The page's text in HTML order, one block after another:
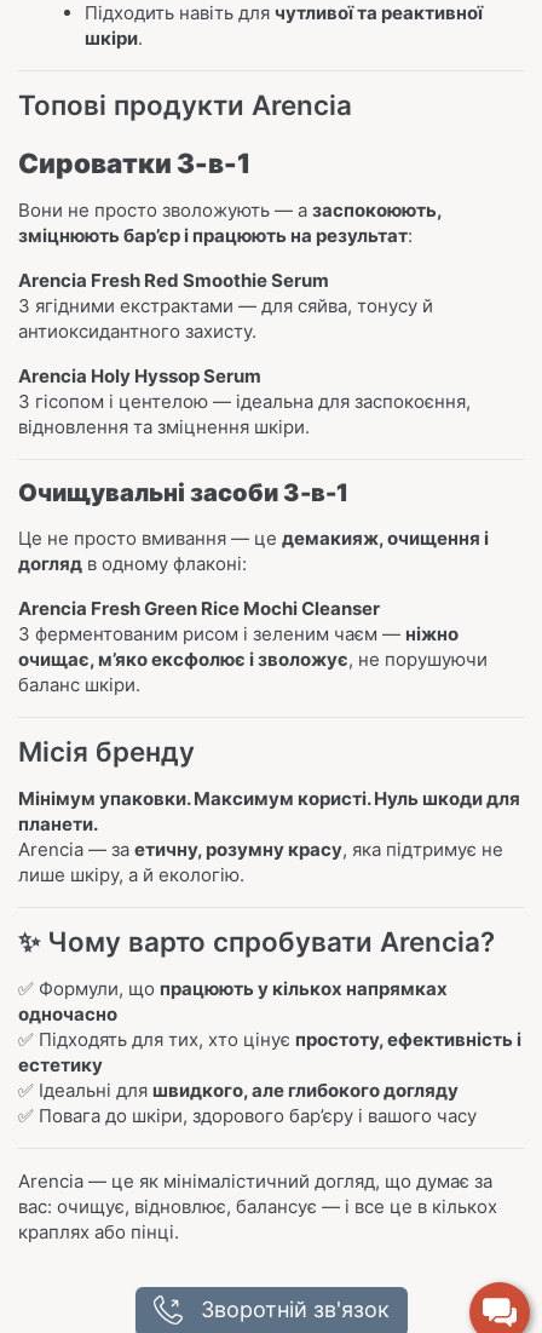
Підходить навіть для чутливої та реактивної
шкіри.
Топові продукти Arencia
Сироватки 3-в-1
Вони не просто зволожують — а заспокоюють,
зміцнюють бар’єр і працюють на результат:
Arencia Fresh Red Smoothie Serum
З ягідними екстрактами — для сяйва, тонусу й
антиоксидантного захисту.
Arencia Holy Hyssop Serum
З гісопом і центелою — ідеальна для заспокоєння,
відновлення та зміцнення шкіри.
Очищувальні засоби 3-в-1
Це не просто вмивання — це демакияж, очищення і
догляд в одному флаконі:
Arencia Fresh Green Rice Mochi Cleanser
З ферментованим рисом і зеленим чаєм — ніжно
очищає, м’яко ексфолює і зволожує, не порушуючи
баланс шкіри.
Місія бренду
Мінімум упаковки. Максимум користі. Нуль шкоди для
планети.
Arencia — за етичну, розумну красу, яка підтримує не
лише шкіру, а й екологію.
✨ Чому варто спробувати Arencia?
✅ Формули, що працюють у кількох напрямках
одночасно
✅ Підходять для тих, хто цінує простоту, ефективність і
естетику
✅ Ідеальні для швидкого, але глибокого догляду
✅ Повага до шкіри, здорового бар’єру і вашого часу
Arencia — це як мінімалістичний догляд, що думає за
вас: очищує, відновлює, балансує — і все це в кількох
краплях або пінці.
Зворотній зв'язок